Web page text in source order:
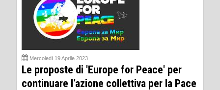
Mercoledì 19 Aprile 2023
Le proposte di 'Europe for Peace' per
continuare l’azione collettiva per la Pace